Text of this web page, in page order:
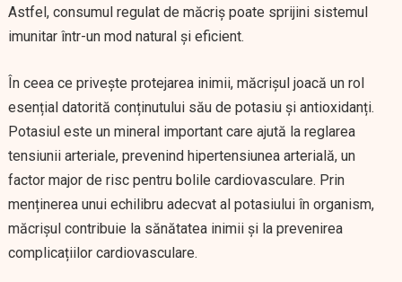
Astfel, consumul regulat de măcriș poate sprijini sistemul
imunitar într-un mod natural și eficient.
În ceea ce privește protejarea inimii, măcrișul joacă un rol
esențial datorită conținutului său de potasiu și antioxidanți.
Potasiul este un mineral important care ajută la reglarea
tensiunii arteriale, prevenind hipertensiunea arterială, un
factor major de risc pentru bolile cardiovasculare. Prin
menținerea unui echilibru adecvat al potasiului în organism,
măcrișul contribuie la sănătatea inimii și la prevenirea
complicațiilor cardiovasculare.